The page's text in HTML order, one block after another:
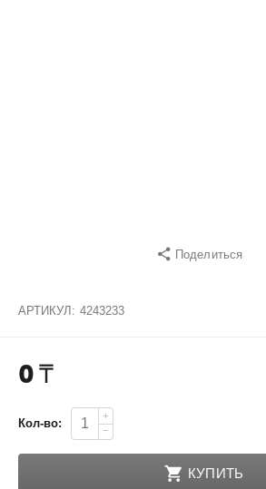
Поделиться
АРТИКУЛ: 4243233
0₸
Кол-во:
+
−
КУПИТЬ